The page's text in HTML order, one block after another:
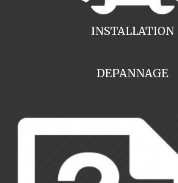
INSTALLATION
DEPANNAGE